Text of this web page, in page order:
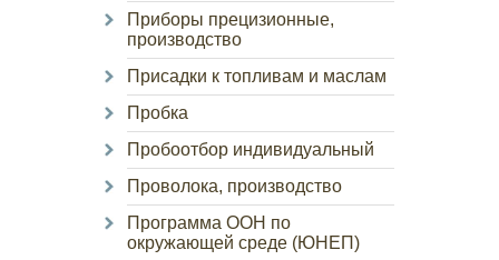
Приборы прецизионные,
производство
Присадки к топливам и маслам
Пробка
Пробоотбор индивидуальный
Проволока, производство
Программа ООН по
окружающей среде (ЮНЕП)